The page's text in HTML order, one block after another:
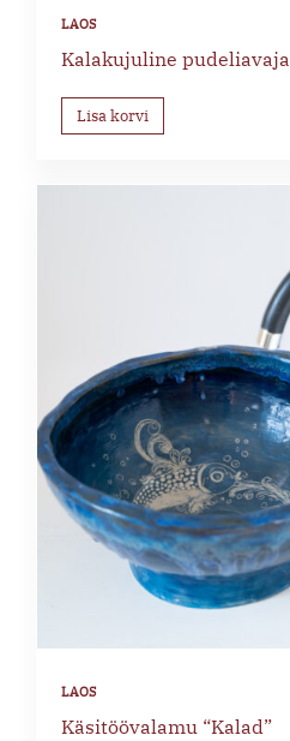
Kalakujuline pudeliavaja
Lisa korvi
Käsitöövalamu “Kalad”